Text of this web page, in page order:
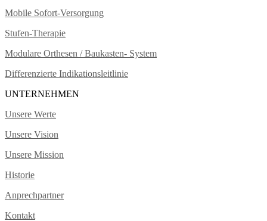
Mobile Sofort-Versorgung
Stufen-Therapie
Modulare Orthesen / Baukasten- System
Differenzierte Indikationsleitlinie
UNTERNEHMEN
Unsere Werte
Unsere Vision
Unsere Mission
Historie
Anprechpartner
Kontakt